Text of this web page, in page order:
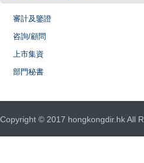
審計及鑒證
咨詢/顧問
上市集資
部門秘書
Copyright © 2017 hongkongdir.hk All